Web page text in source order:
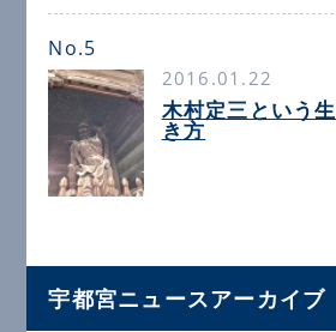
No.5
2016.01.22
木村定三という生
き方
宇都宮ニュースアーカイブ